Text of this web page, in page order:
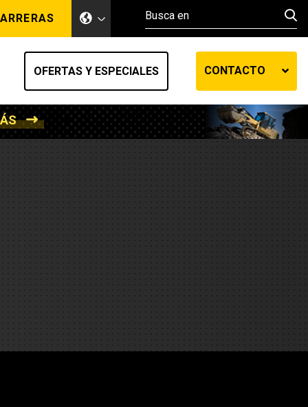
de tierra
OFERTAS Y ESPECIALES CONTACTO